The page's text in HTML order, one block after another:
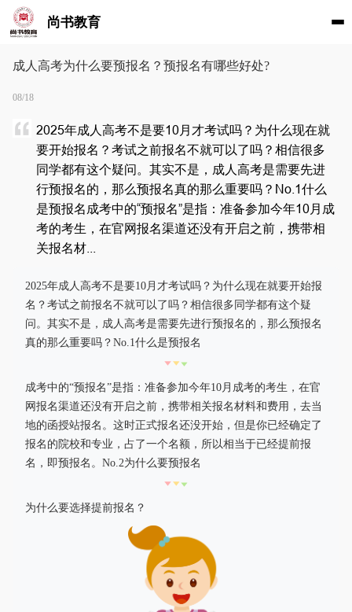
尚书教育
成人高考为什么要预报名？预报名有哪些好处?
08/18
2025年成人高考不是要10月才考试吗？为什么现在就
要开始报名？考试之前报名不就可以了吗？相信很多
同学都有这个疑问。其实不是，成人高考是需要先进
行预报名的，那么预报名真的那么重要吗？No.1什么
是预报名成考中的“预报名”是指：准备参加今年10月成
考的考生，在官网报名渠道还没有开启之前，携带相
关报名材...
2025年成人高考不是要10月才考试吗？为什么现在就要开始报
名？考试之前报名不就可以了吗？相信很多同学都有这个疑
问。其实不是，成人高考是需要先进行预报名的，那么预报名
真的那么重要吗？No.1什么是预报名
成考中的“预报名”是指：准备参加今年10月成考的考生，在官
网报名渠道还没有开启之前，携带相关报名材料和费用，去当
地的函授站报名。这时正式报名还没开始，但是你已经确定了
报名的院校和专业，占了一个名额，所以相当于已经提前报
名，即预报名。No.2为什么要预报名
为什么要选择提前报名？